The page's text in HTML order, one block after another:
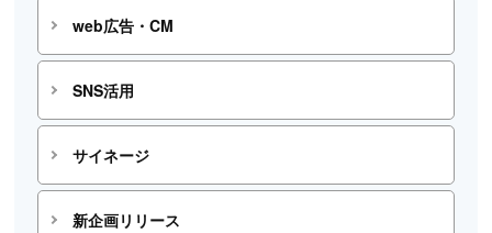
web広告・CM
SNS活用
サイネージ
新企画リリース